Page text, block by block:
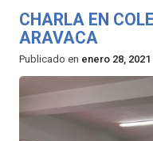
CHARLA EN
ARAVACA
Publicado en enero 28, 2021